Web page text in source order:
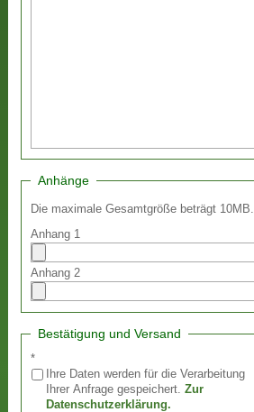
Anhänge
Die maximale Gesamtgröße beträgt 10MB.
Anhang 1
Anhang 2
Bestätigung und Versand
*
Ihre Daten werden für die Verarbeitung
Ihrer Anfrage gespeichert. Zur
Datenschutzerklärung.